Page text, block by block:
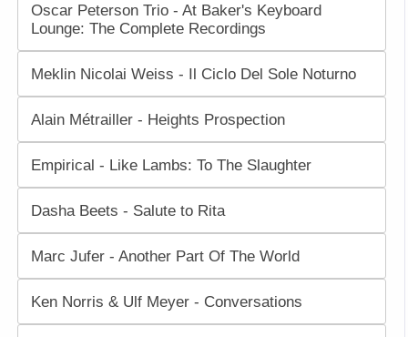
Oscar Peterson Trio - At Baker's Keyboard
Lounge: The Complete Recordings
Meklin Nicolai Weiss - Il Ciclo Del Sole Noturno
Alain Métrailler - Heights Prospection
Empirical - Like Lambs: To The Slaughter
Dasha Beets - Salute to Rita
Marc Jufer - Another Part Of The World
Ken Norris & Ulf Meyer - Conversations